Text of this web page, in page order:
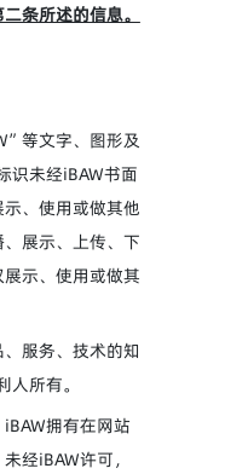
条所述的信息。
等文字、图形及
识未经iBAW书面
、使用或做其他
展示、上传、下
示、使用或做其
、服务、技术的知
所有。
iBAW拥有在网站
经iBAW许可，